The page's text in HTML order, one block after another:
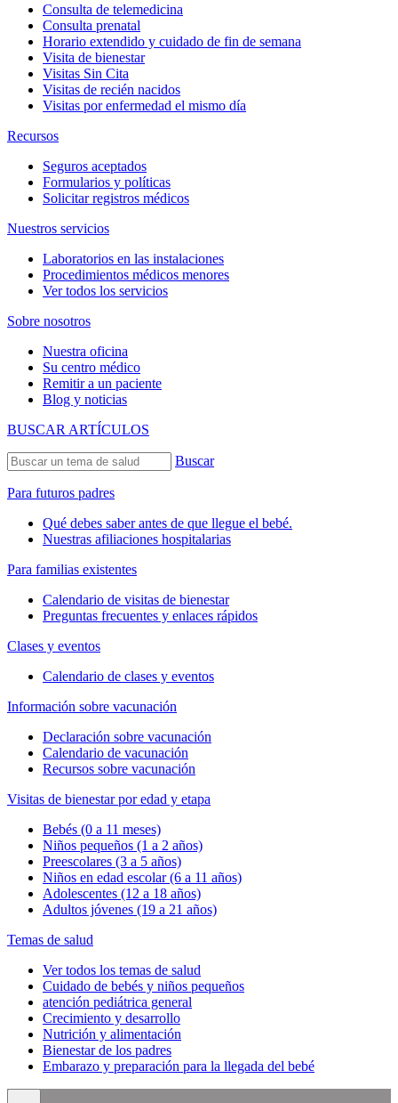
Consulta de telemedicina
Consulta prenatal
Horario extendido y cuidado de fin de semana
Visita de bienestar
Visitas Sin Cita
Visitas de recién nacidos
Visitas por enfermedad el mismo día
Recursos
Seguros aceptados
Formularios y políticas
Solicitar registros médicos
Nuestros servicios
Laboratorios en las instalaciones
Procedimientos médicos menores
Ver todos los servicios
Sobre nosotros
Nuestra oficina
Su centro médico
Remitir a un paciente
Blog y noticias
BUSCAR ARTÍCULOS
Buscar
Para futuros padres
Qué debes saber antes de que llegue el bebé.
Nuestras afiliaciones hospitalarias
Para familias existentes
Calendario de visitas de bienestar
Preguntas frecuentes y enlaces rápidos
Clases y eventos
Calendario de clases y eventos
Información sobre vacunación
Declaración sobre vacunación
Calendario de vacunación
Recursos sobre vacunación
Visitas de bienestar por edad y etapa
Bebés (0 a 11 meses)
Niños pequeños (1 a 2 años)
Preescolares (3 a 5 años)
Niños en edad escolar (6 a 11 años)
Adolescentes (12 a 18 años)
Adultos jóvenes (19 a 21 años)
Temas de salud
Ver todos los temas de salud
Cuidado de bebés y niños pequeños
atención pediátrica general
Crecimiento y desarrollo
Nutrición y alimentación
Bienestar de los padres
Embarazo y preparación para la llegada del bebé